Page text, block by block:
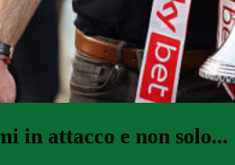
in attacco e non solo...